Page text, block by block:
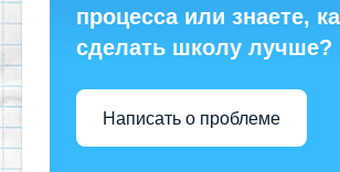
процесса или знаете,
сделать школу лучше?
Написать о проблеме